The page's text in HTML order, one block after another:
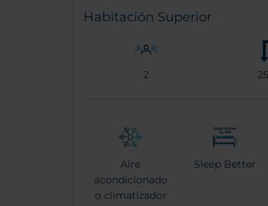
Habitación Superior
2
Aire
acondicionado
o climatizador
Sleep Better